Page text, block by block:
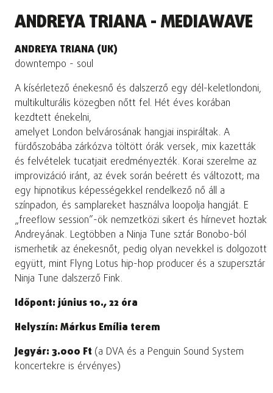
ANDREYA TRIANA - MEDIAWAVE
ANDREYA TRIANA (UK)
downtempo - soul
A kísérletező énekesnő és dalszerző egy dél-keletlondoni,
multikulturális közegben nőtt fel. Hét éves korában
kezdtett énekelni,
amelyet London belvárosának hangjai inspiráltak. A
fürdőszobába zárkózva töltött órák versek, mix kazetták
és felvételek tucatjait eredményezték. Korai szerelme az
improvizáció iránt, az évek során beérett és változott; ma
egy hipnotikus képességekkel rendelkező nő áll a
színpadon, és samplareket használva loopolja hangját. E
„freeflow session”-ök nemzetközi sikert és hírnevet hoztak
Andreyának. Legtöbben a Ninja Tune sztár Bonobo-ból
ismerhetik az énekesnőt, pedig olyan nevekkel is dolgozott
együtt, mint Flyng Lotus hip-hop producer és a szupersztár
Ninja Tune dalszerző Fink.
Időpont: június 10., 22 óra
Helyszín: Márkus Emília terem
Jegyár: 3.000 Ft (a DVA és a Penguin Sound System
koncertekre is érvényes)